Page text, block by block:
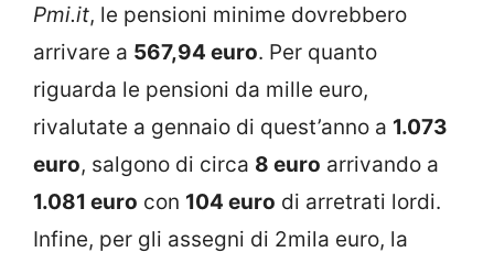
Pmi.it, le pensioni minime dovrebbero
arrivare a 567,94 euro. Per quanto
riguarda le pensioni da mille euro,
rivalutate a gennaio di quest’anno a 1.073
euro, salgono di circa 8 euro arrivando a
1.081 euro con 104 euro di arretrati lordi.
Infine, per gli assegni di 2mila euro, la